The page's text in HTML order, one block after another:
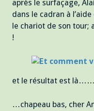
après le surfaçage,
dans le cadran à
le chariot de son tour;
!
et le résultat est là……
…chapeau bas, cher